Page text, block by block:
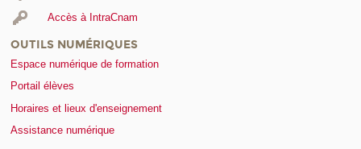
Accès à IntraCnam
OUTILS NUMÉRIQUES
Espace numérique de formation
Portail élèves
Horaires et lieux d'enseignement
Assistance numérique